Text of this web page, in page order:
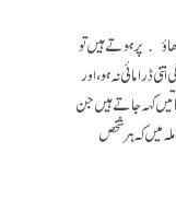
پر ہوتے ہیں تو
ڈرامائی نہ ہو، اور
کہہ جاتے ہیں جن
میں کہ ہر شخص